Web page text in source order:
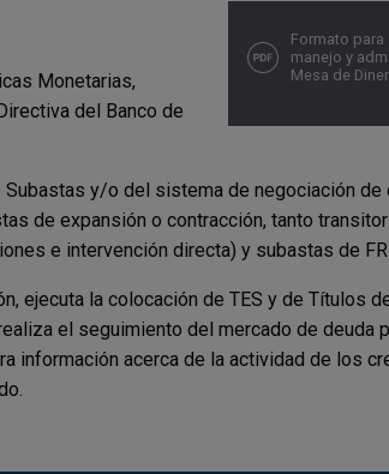
Formato para
manejo y
Mesa de
Monetarias,
del Banco de
y/o del sistema de negociación de
de expansión o contracción, tanto
e intervención directa) y subastas de
ejecuta la colocación de TES y de Títulos
el seguimiento del mercado de deuda
información acerca de la actividad de los